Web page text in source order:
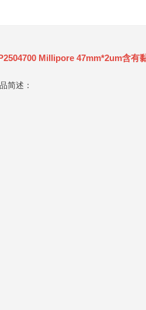
Millipore 47mm*2um含有
简述：